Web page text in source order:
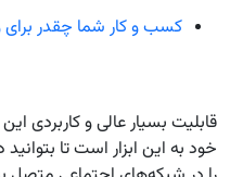
کسب و کار شما چقدر برای
قابلیت بسیار عالی و کاربردی
خود به این ابزار است تا